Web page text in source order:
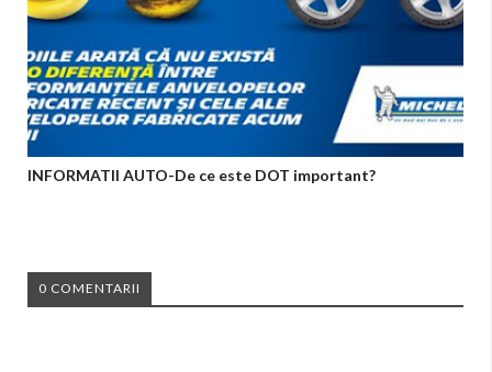
INFORMATII AUTO-De ce este DOT important?
0 COMENTARII